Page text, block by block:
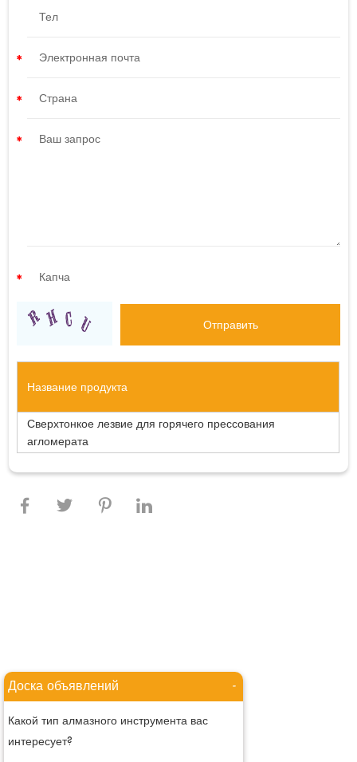
Название продукта
Сверхтонкое лезвие для горячего прессования
агломерата
Доска объявлений -
Какой тип алмазного инструмента вас
интересует?